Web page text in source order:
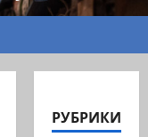
РУБРИКИ